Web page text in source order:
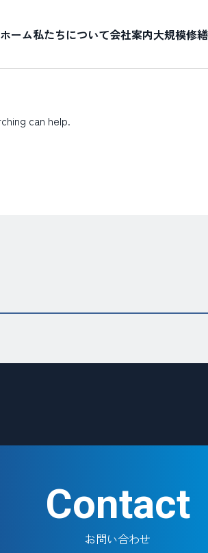
ホーム私たちについて会社案内大規模修
can help.
Contact
お問い合わせ